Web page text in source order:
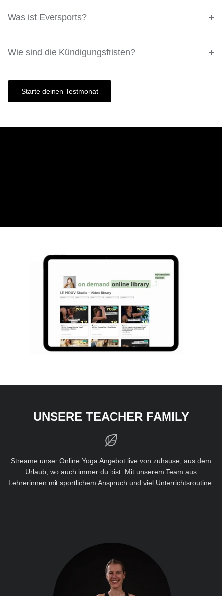
Was ist Eversports?
Wie sind die Kündigungsfristen?
Starte deinen Testmonat
UNSERE TEACHER FAMILY
Streame unser Online Yoga Angebot live von zuhause, aus dem
Urlaub, wo auch immer du bist. Mit unserem Team aus
Lehrerinnen mit sportlichem Anspruch und viel Unterrichtsroutine.